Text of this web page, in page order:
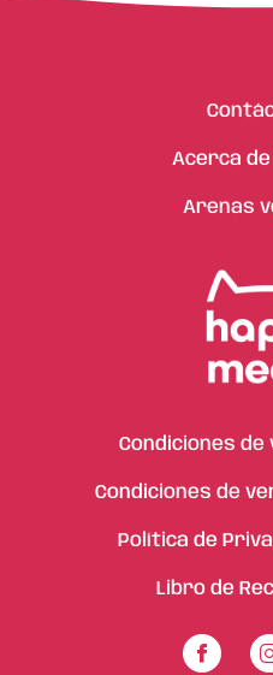
Acerca
Arenas
Condiciones de
Condiciones de
Política de
Libro de